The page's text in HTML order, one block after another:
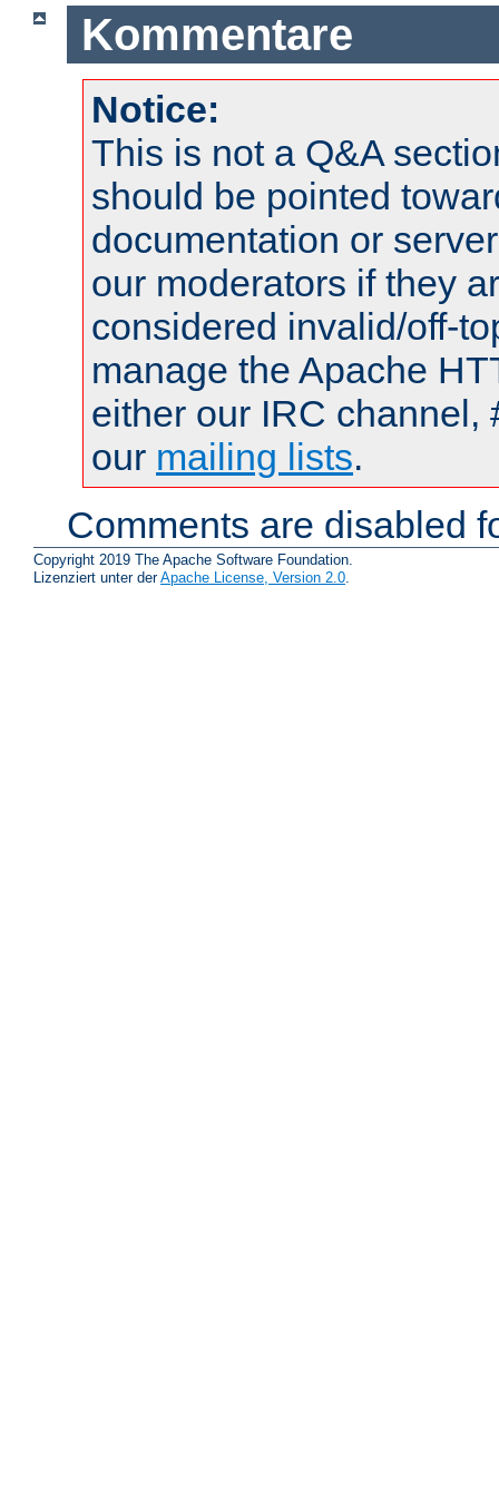
Kommentare
Notice:
This is not a Q&A
should be pointed
documentation or
our moderators if they
considered invalid/off-
manage the Apache
either our IRC channel,
our mailing lists.
Comments are disabled
Copyright 2019 The Apache Software Foundation.
Lizenziert unter derApache License, Version 2.0.